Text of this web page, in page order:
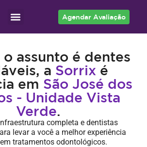
Agendar Avaliação
assunto é dentes
a Sorrix é
em São José dos
- Unidade Vista
Verde.
completa e dentistas
levar a você a melhor experiência
tratamentos odontológicos.